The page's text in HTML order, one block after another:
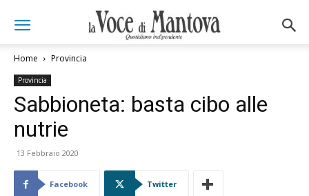
Home Provincia
Provincia
Sabbioneta: basta cibo alle
nutrie
13 Febbraio 2020
Facebook Twitter